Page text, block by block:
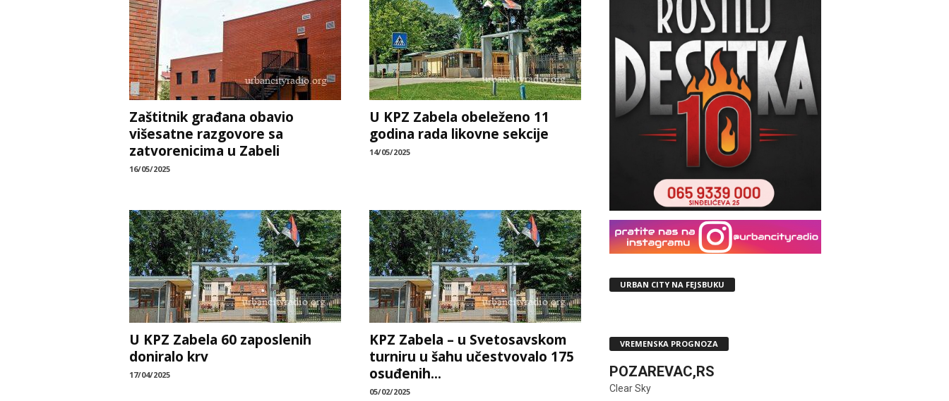
Zaštitnik građana obavio
višesatne razgovore sa
zatvorenicima u Zabeli
16/05/2025
U KPZ Zabela obeleženo 11
godina rada likovne sekcije
14/05/2025
U KPZ Zabela 60 zaposlenih
doniralo krv
17/04/2025
KPZ Zabela – u Svetosavskom
turniru u šahu učestvovalo 175
osuđenih...
05/02/2025
URBAN CITY NA FEJSBUKU
VREMENSKA PROGNOZA
POZAREVAC,RS
Clear Sky